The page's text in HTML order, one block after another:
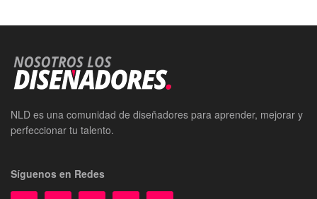
NLD es una comunidad de diseñadores para aprender, mejorar y
perfeccionar tu talento.
Síguenos en Redes